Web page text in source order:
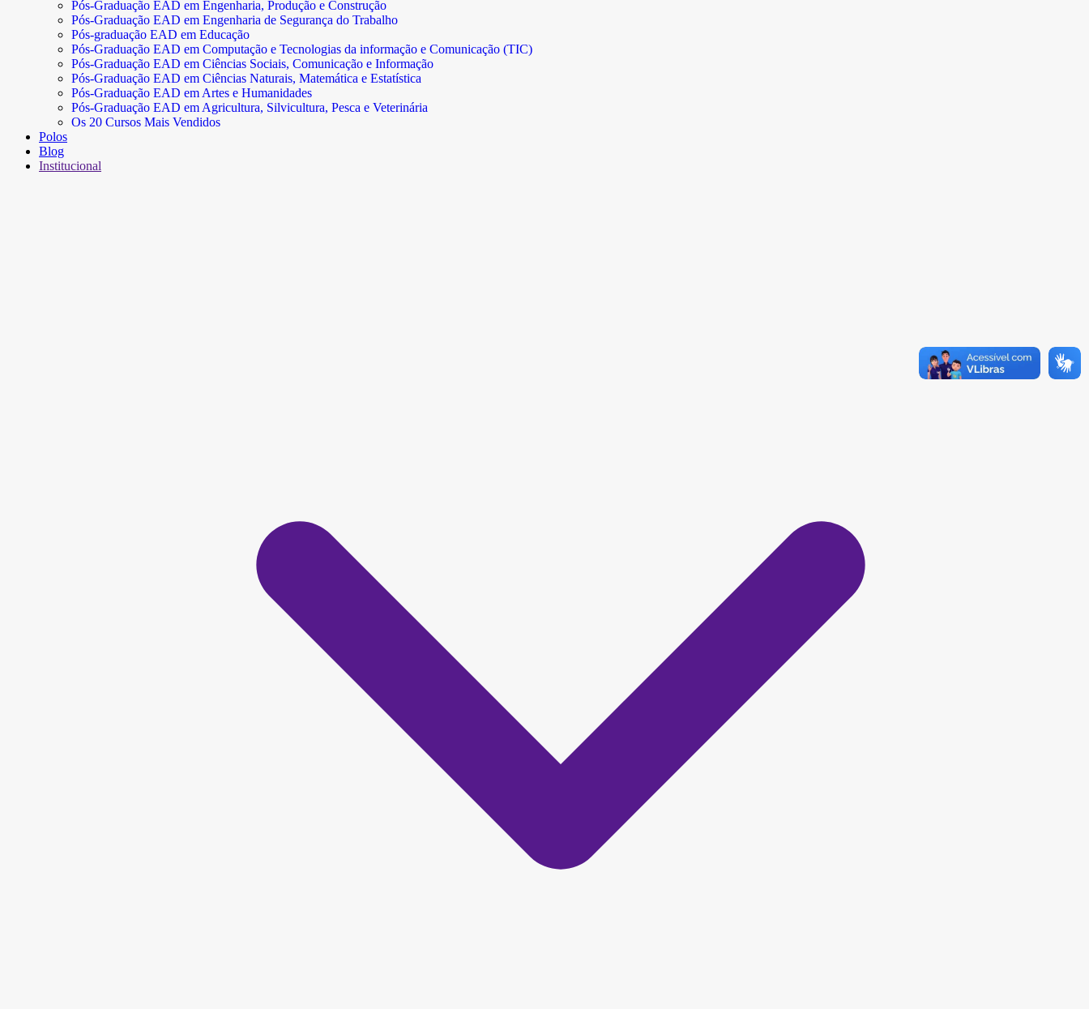
Pós-Graduação EAD em Engenharia, Produção e Construção
Pós-Graduação EAD em Engenharia de Segurança do Trabalho
Pós-graduação EAD em Educação
Pós-Graduação EAD em Computação e Tecnologias da informação e Comunicação (TIC)
Pós-Graduação EAD em Ciências Sociais, Comunicação e Informação
Pós-Graduação EAD em Ciências Naturais, Matemática e Estatística
Pós-Graduação EAD em Artes e Humanidades
Pós-Graduação EAD em Agricultura, Silvicultura, Pesca e Veterinária
Os 20 Cursos Mais Vendidos
Polos
Blog
Institucional